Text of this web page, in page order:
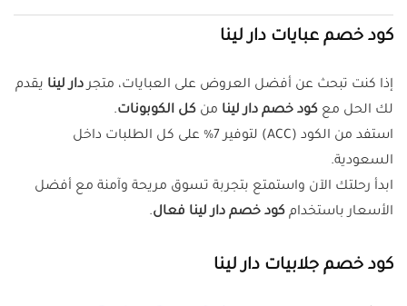
كود خصم عبايات دار لينا
إذا كنت تبحث عن أفضل العروض على العبايات، متجردار لينا يقدم
لك الحل مع كود خصم دار لينا من كل الكوبونات.
استفد من الكود (ACC) لتوفير 7% على كل الطلبات داخل
السعودية.
ابدأ رحلتك الآن واستمتع بتجربة تسوق مريحة وآمنة مع أفضل
الأسعار باستخدام كود خصم دار لينا فعال.
كود خصم جلابيات دار لينا